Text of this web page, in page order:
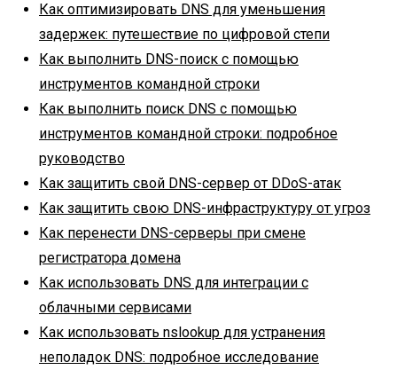
Как оптимизировать DNS для уменьшения
задержек: путешествие по цифровой степи
Как выполнить DNS-поиск с помощью
инструментов командной строки
Как выполнить поиск DNS с помощью
инструментов командной строки: подробное
руководство
Как защитить свой DNS-сервер от DDoS-атак
Как защитить свою DNS-инфраструктуру от угроз
Как перенести DNS-серверы при смене
регистратора домена
Как использовать DNS для интеграции с
облачными сервисами
Как использовать nslookup для устранения
неполадок DNS: подробное исследование